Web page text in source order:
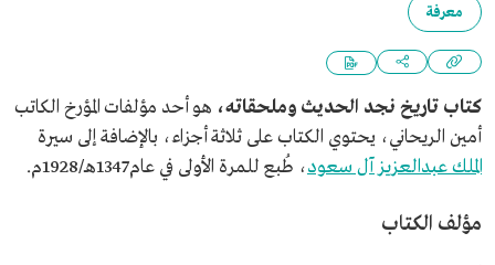
معرفة
كتاب تاريخ نجد الحديث وملحقاته، هو أحد مؤلفات المؤرخ الكاتب
أمين الريحاني، يحتوي الكتاب على ثلاثة أجزاء، بالإضافة إلى سيرة
الملك عبدالعزيز آل سعود، طُبع للمرة الأولى في عام1347هـ/1928م.
مؤلف الكتاب